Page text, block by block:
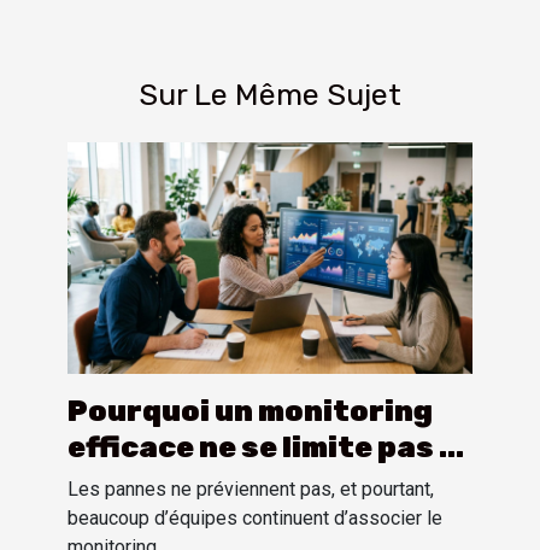
Sur Le Même Sujet
Pourquoi un monitoring
efficace ne se limite pas à
la collecte de données
Les pannes ne préviennent pas, et pourtant,
beaucoup d’équipes continuent d’associer le